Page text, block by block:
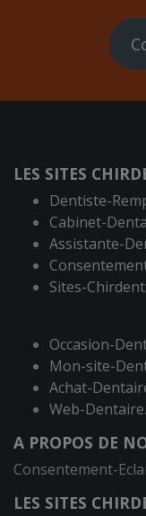
LES SITES
Dentiste-
Cabinet-
Assistante-
Sites-
Occasion-
Mon-site-
Achat-
Web-
A PROPOS DE
Consentement-
LES SITES